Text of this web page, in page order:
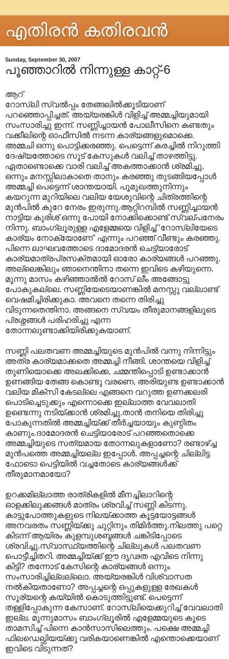
എതിരന്‍ കതിരവന്‍
Sunday, September 30, 2007
പൂഞ്ഞാറില്‍ നിന്നുള്ള കാറ്റ്-6
ആറ്
റോസ്‌‌ലി സ്വല്‍പ്പം തേങ്ങലില്‍ക്കൂടിയാണ്
പറഞ്ഞൊപ്പിച്ചത്. അയ്യരങ്കിള്‍ വിളിച്ച് അമ്മച്ചിയുമായി
സംസാരിച്ചു ഇന്ന്. സണ്ണിച്ചായന്‍ പോലീസിനെ കണ്ടതും
വക്കീലിന്റെ ഓഫീസില്‍ നടന്ന കാര്യങ്ങളുമൊക്കെ.
അമ്മചി ഒന്നു പൊട്ടിക്കരഞ്ഞു. പെട്ടെന്ന് കരച്ചില്‍ നിറുത്തി
ദേഷ്യത്തോടെ സൂട് കേസുകള്‍ വലിച്ച് താഴത്തിട്ടു.
ഏതാണ്ടൊക്കെ വാരി വലിച്ച് അകത്താക്കാന്‍ ശ്രമിച്ചു.
ഒന്നും മനസ്സിലാകാതെ താനും കരഞ്ഞു തുടങ്ങിയപ്പോള്‍
അമ്മച്ചി പെട്ടെന്ന് ശാന്തയായി. പൂമുഖത്തുനിന്നും
കയറുന്ന മുറിയിലെ വലിയ യേശുവിന്റെ ചിത്രത്തിന്റെ
മുന്‍പില്‍ കുറേ നേരം ഇരുന്നു.ആറ്റിറമ്പില്‍ സണ്ണിച്ചായന്‍
നാട്ടിയ കുരിശ് ഒന്നു പോയി നോക്കിക്കൊണ്ട് സ്വല്പനേരം
നിന്നു. ബാംഗ്ലൂരുള്ള എളേമ്മയെ വിളിച്ച് ‘റോസ്‌ലിയേടെ
കാര്യം നോക്യോണേ” എന്നും പറഞ്ഞ് വീണ്ടും കരഞ്ഞു.
പിന്നെ ലാഘവത്തോടെ ദാമോദരന്‍ ചെട്ട്യാരോട്
കാര്യമാത്രപ്രസക്തമായി ഓരോ കാര്യങ്ങള്‍ പറഞ്ഞു.
അല്ലെങ്കിലും ഞാനെന്തിനാ തന്നെ ഇവിടെ കഴിയുന്നെ.
മൂന്നു മാസം കഴിഞ്ഞാല്‍ല്‍ റോസ്‌ ലീം അങ്ങോട്ടു
പോകുകല്ലെ. സണ്ണിയേടെയാണങ്കില്‍ മനസ്സു വല്ലാണ്ട്
വെഷമിച്ചിരിക്കുകാ. അവനെ തന്നെ തിരിച്ചു
വിടുന്നതെന്തിനാ. അങ്ങനെ സ്വയം തീരുമാനങ്ങളിലൂടെ
പ്രശ്നങ്ങള്‍ പരിഹരിച്ചു എന്ന
തോന്നലുണ്ടാക്കിയിരിക്കുകയാണ്.
സണ്ണി പലതവണ അമ്മച്ചിയുടെ മുന്‍പില്‍ വന്നു നിന്നിട്ടും
അത്ര കാര്യമാക്കതെ അമ്മച്ചി നീങ്ങി. ശാന്തയെ വിളിച്ച്
തുണിയൊക്കെ അലക്കിക്കെ, ചമ്മന്തിപ്പൊടി ഉണ്ടാക്കാന്‍
ഉണങ്ങിയ തേങ്ങ കൊണ്ടു വരണെ, അരിയുണ്ട ഉണ്ടാക്കാന്‍
വലിയ മിക്സി കേടല്ലെ എങ്ങനെ വറുത്ത ഉണക്കലരി
പൊടിച്ചെടുക്കും എന്നൊക്കെ ഇല്ലാത്ത വേവലാതി
ഉണ്ടെന്നു നടിയ്ക്കാന്‍ ശ്രമിച്ചു.താന്‍ തനിയെ തിരിച്ചു
പോകുന്നതില്‍ അമ്മച്ചിയ്ക്ക് തീര്‍ച്ചയായും കുണ്ഠിതം
കാണും.ദാമോദരന്‍ ചെട്ടിയാരോട് പറഞ്ഞതൊക്കെ
അമ്മച്ചിയുടെ സത്യമായ തോന്നലുകളാണോ? രണ്ടാഴ്ച്ച
മുന്‍പത്തെ അമ്മച്ചിയല്ല ഇപ്പോള്‍. അപ്പച്ചന്റെ ചില്ലിട്ട
ഫോടൊ പെട്ടിയില്‍ വച്ചതോടെ കാര്യങ്ങള്‍ക്ക്
തീരുമാനമായോ?
ഉറക്കമില്ലാത്ത രാത്രികളില്‍ മീനച്ചിലാറിന്റെ
ഓളക്കിലുക്കങ്ങള്‍‍ മാത്രം ശ്രവിച്ച് സണ്ണി കിടന്നു.
കാട്ടുപോത്തുകളുടെ നിലയ്ക്കാത്ത കൂട്ടയോട്ടങ്ങള്‍
അനവരതം സണ്ണിയ്ക്കു ചുറ്റിനും തിമിര്‍ത്തു.നിലത്തു പറ്റെ
കിടന്ന് ആയിരം കുളമ്പുശബ്ദങ്ങള്‍ ചങ്കിടിപ്പോടെ
ശ്രവിച്ചു.സ്വാസ്ഥ്യത്തിന്റെ ചില്ലുകള്‍ പലതവണ
പൊട്ടീച്ചിതറി. അമ്മച്ചിയ്ക്ക് ഈ ദൃഢത എവിടെ നിന്നു
കിട്ടി? തന്നോട് കേസിന്റെ കാര്യങ്ങള്‍ ഒന്നും
സംസാരിച്ചില്ലല്ലൊ. അയ്യരങ്കിള്‍ വിശ്വാസത
നല്‍കിയതാണോ? അപ്പച്ചന്റെ ഒപ്പുകളുള്ള രേഖകള്‍
സൂര്യന്റെ കയ്യില്‍ കൊടുത്തിട്ടുണ്ട്. പെട്ടെന്ന്
തള്ളിപ്പോകുന്ന കേസാണ്. റോസ്‌ലിയെക്കുറിച്ച് വേവലാതി
ഇല്ല. മൂന്നുമാസം ബാംഗ്ലൂരില്‍ എളേമ്മയുടെ കൂടെ
താമസിച്ച് പിന്നെ കാന്‍സാസിലെത്തും. പക്ഷെ അമ്മച്ചി
ഫിലഡെല്ഫിയയ്ക്കു വരികയാണെങ്കില്‍ എന്തൊക്കെയാണ്
ഇവിടെ വിടുന്നത്?